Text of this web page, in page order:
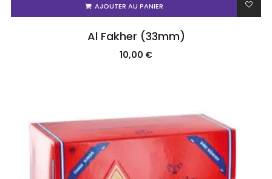
AJOUTER AU PANIER
Al Fakher (33mm)
10,00 €